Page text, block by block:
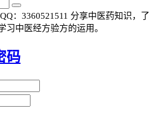
：3360521511 分享中医药知识，了
习中医经方验方的运用。
码